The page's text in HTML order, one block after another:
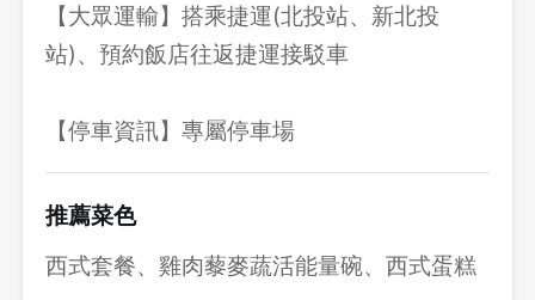
【大眾運輸】搭乘捷運(北投站、新北投
站)、預約飯店往返捷運接駁車
【停車資訊】專屬停車場
推薦菜色
西式套餐、雞肉藜麥蔬活能量碗、西式蛋糕